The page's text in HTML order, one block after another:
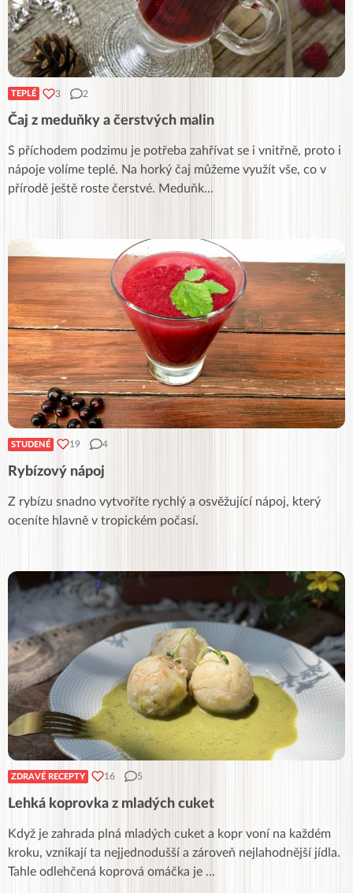
TEPLÉ 3 2
Čaj z meduňky a čerstvých malin
S příchodem podzimu je potřeba zahřívat se i vnitřně, proto i
nápoje volíme teplé. Na horký čaj můžeme využít vše, co v
přírodě ještě roste čerstvé. Meduňk...
STUDENÉ 19 4
Rybízový nápoj
Z rybízu snadno vytvoříte rychlý a osvěžující nápoj, který
oceníte hlavně v tropickém počasí.
ZDRAVÉ RECEPTY 16 5
Lehká koprovka z mladých cuket
Když je zahrada plná mladých cuket a kopr voní na každém
kroku, vznikají ta nejjednodušší a zároveň nejlahodnější jídla.
Tahle odlehčená koprová omáčka je ...